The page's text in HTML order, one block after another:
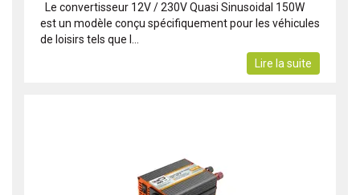
Le convertisseur 12V / 230V Quasi Sinusoidal 150W
est un modèle conçu spécifiquement pour les véhicules
de loisirs tels que l...
Lire la suite